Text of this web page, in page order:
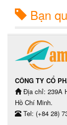
Bạn
CÔNG TY CỔ
Địa chỉ: 239A
Hồ Chí Minh.
Tel: (+84 28)